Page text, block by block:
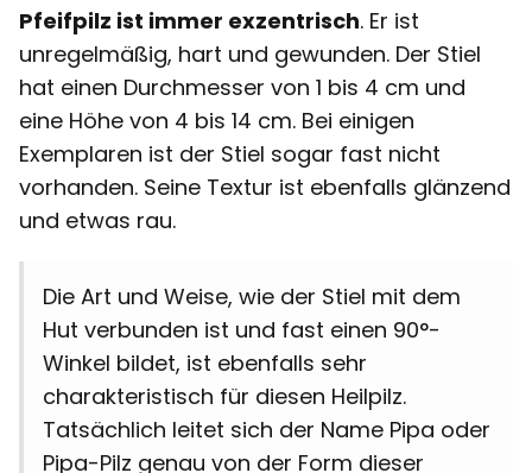
Pfeifpilz ist immer exzentrisch. Er ist
unregelmäßig, hart und gewunden. Der Stiel
hat einen Durchmesser von 1 bis 4 cm und
eine Höhe von 4 bis 14 cm. Bei einigen
Exemplaren ist der Stiel sogar fast nicht
vorhanden. Seine Textur ist ebenfalls glänzend
und etwas rau.
Die Art und Weise, wie der Stiel mit dem
Hut verbunden ist und fast einen 90°-
Winkel bildet, ist ebenfalls sehr
charakteristisch für diesen Heilpilz.
Tatsächlich leitet sich der Name Pipa oder
Pipa-Pilz genau von der Form dieser